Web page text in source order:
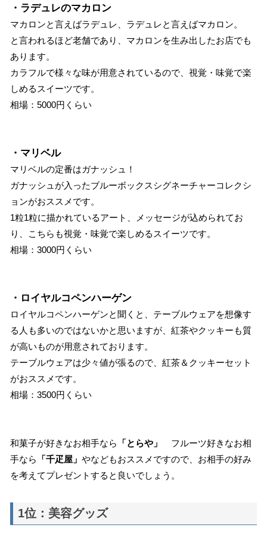
・ラデュレのマカロン
マカロンと言えばラデュレ、ラデュレと言えばマカロン。
と言われるほど老舗であり、マカロンを生み出したお店でも
あります。
カラフルで様々な味が用意されているので、視覚・味覚で楽
しめるスイーツです。
相場：5000円くらい
・マリベル
マリベルの定番はガナッシュ！
ガナッシュが入ったブルーボックスシグネーチャーコレクシ
ョンがおススメです。
1粒1粒に描かれているアート、メッセージが込められてお
り、こちらも視覚・味覚で楽しめるスイーツです。
相場：3000円くらい
・ロイヤルコペンハーゲン
ロイヤルコペンハーゲンと聞くと、テーブルウェアを想像す
る人も多いのではないかと思いますが、紅茶やクッキーも質
が高いものが用意されております。
テーブルウェアは少々値が張るので、紅茶＆クッキーセット
がおススメです。
相場：3500円くらい
和菓子が好きなお相手なら 「とらや」
フルーツ好きなお相
手なら
「千疋屋」 やなどもおススメですので、お相手の好み
を考えてプレゼントすると良いでしょう。
1位：美容グッズ